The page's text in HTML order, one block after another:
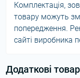
Комплектація,
товару можуть
попередження.
сайті виробника
Додаткові